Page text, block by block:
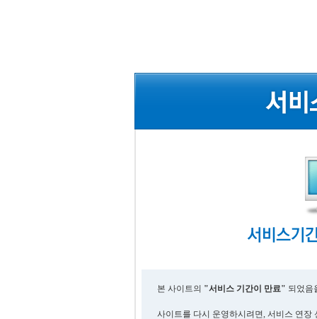
본 사이트의 "서비스 기간이 만료" 되었음
사이트를 다시 운영하시려면, 서비스 연장